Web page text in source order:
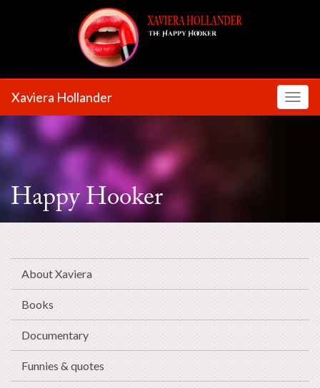
Xaviera Hollander
Happy Hooker
About Xaviera
Books
Documentary
Funnies & quotes